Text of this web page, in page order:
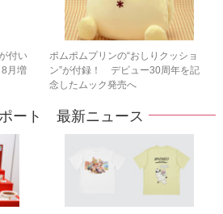
付い
月増
ポムポムプリンの“おしりクッショ
ン”が付録！ デビュー30周年を記
念したムック発売へ
ート 最新ニュース